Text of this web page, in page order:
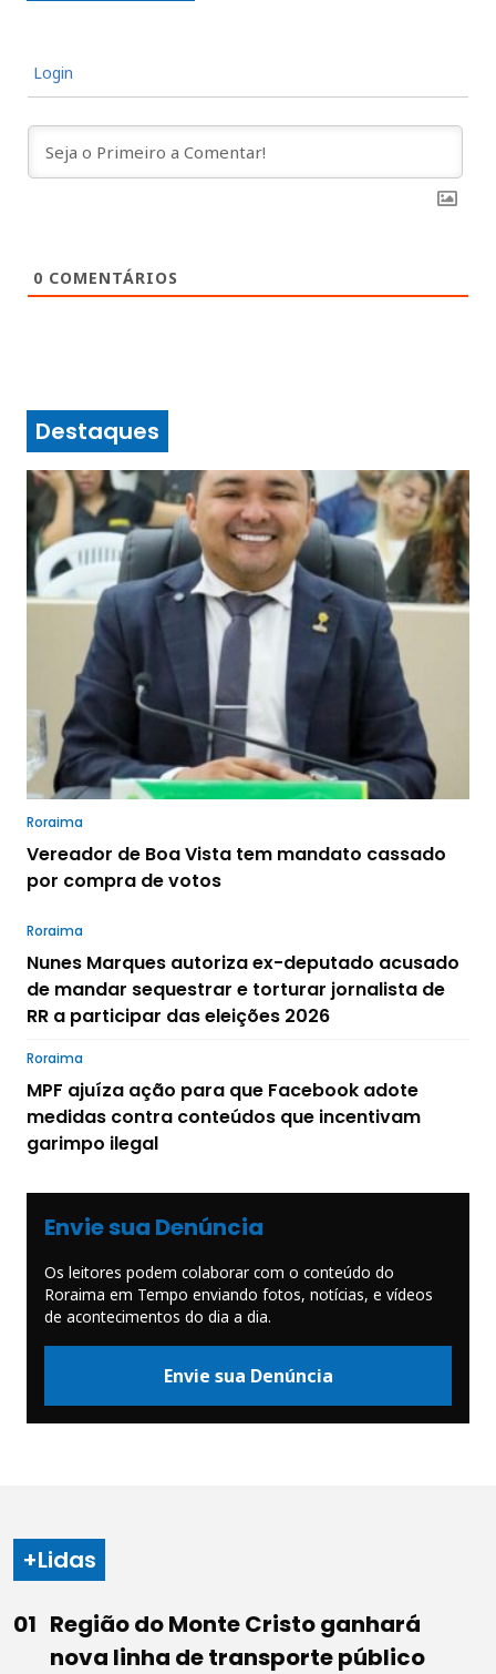
Login
0 COMENTÁRIOS
Destaques
Roraima
Vereador de Boa Vista tem mandato cassado
por compra de votos
Roraima
Nunes Marques autoriza ex-deputado acusado
de mandar sequestrar e torturar jornalista de
RR a participar das eleições 2026
Roraima
MPF ajuíza ação para que Facebook adote
medidas contra conteúdos que incentivam
garimpo ilegal
Envie sua Denúncia
Os leitores podem colaborar com o conteúdo do
Roraima em Tempo enviando fotos, notícias, e vídeos
de acontecimentos do dia a dia.
Envie sua Denúncia
+Lidas
Região do Monte Cristo ganhará
nova linha de transporte público